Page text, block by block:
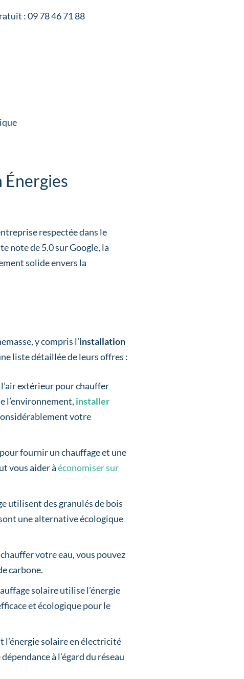
: 09 78 46 71 88
Énergies
respectée dans le
note de 5.0 sur Google, la
solide envers la
y compris l’installation
liste détaillée de leurs offres :
extérieur pour chauffer
l’environnement, installer
votre
fournir un chauffage et une
vous aider àéconomiser sur
utilisent des granulés de bois
une alternative écologique
votre eau, vous pouvez
carbone.
solaire utilise l’énergie
et écologique pour le
l’énergie solaire en électricité
à l’égard du réseau